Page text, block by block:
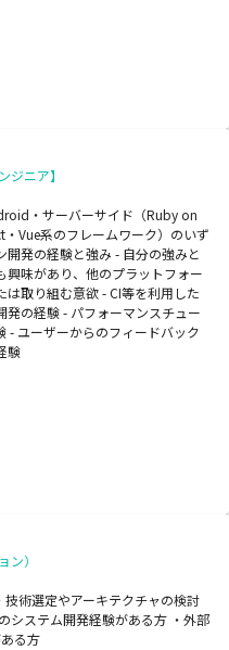
ジニア】
・サーバーサイド（Ruby on
Vue系のフレームワーク）のいず
発の経験と強み - 自分の強みと
興味があり、他のプラットフォー
取り組む意欲 - CI等を利用した
の経験 - パフォーマンスチュー
- ユーザーからのフィードバック
験
ン）
術選定やアーキテクチャの検討
システム開発経験がある方 ・外部
る方